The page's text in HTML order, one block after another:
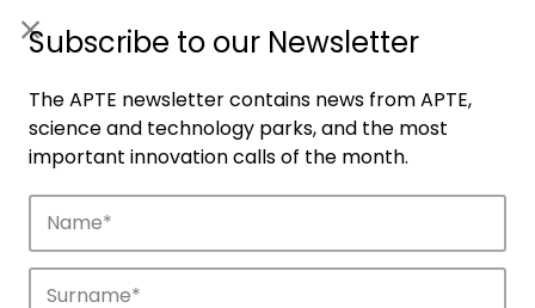
Subscribe to our Newsletter
The APTE newsletter contains news from APTE,
science and technology parks, and the most
important innovation calls of the month.